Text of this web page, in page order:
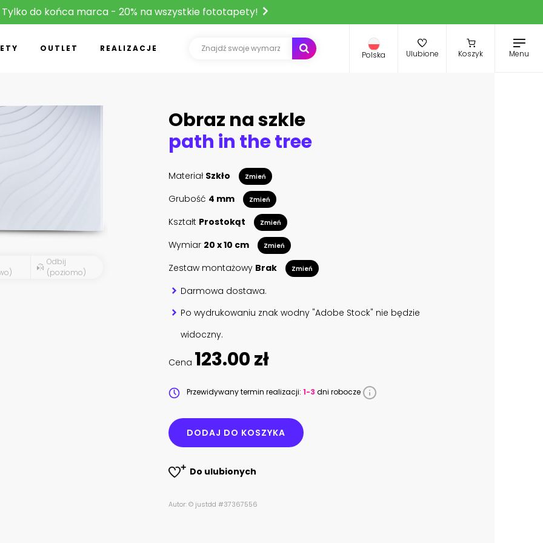
Tylko do końca marca - 20% na wszystkie fototapety!
OUTLET REALIZACJE
Polska Ulubione Koszyk Menu
Odbij
(poziomo)
Obraz na szkle
path in the tree
Materiał Szkło Zmień
Grubość 4 mm Zmień
Kształt Prostokąt Zmień
Wymiar 20 x 10 cm Zmień
Zestaw montażowy Brak Zmień
Darmowa dostawa.
Po wydrukowaniu znak wodny "Adobe Stock" nie będzie
widoczny.
Cena 123.00 zł
Przewidywany termin realizacji: 1-3 dni robocze
DODAJ DO KOSZYKA
Do ulubionych
Autor: © justdd #37367556